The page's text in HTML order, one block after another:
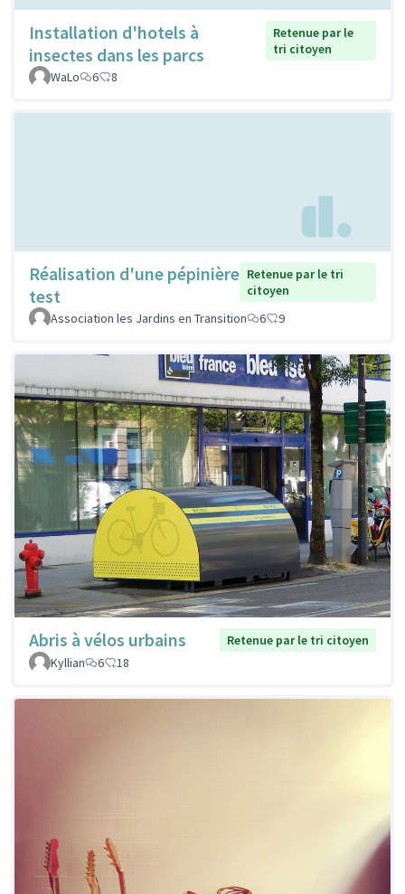
Installation d'hotels à
insectes dans les parcs
Retenue par le
tri citoyen
WaLo
6 8
Réalisation d'une pépinière
test
Retenue par le tri
citoyen
Association les Jardins en Transition
6 9
Abris à vélos urbains
Retenue par le tri citoyen
Kyllian
6 18